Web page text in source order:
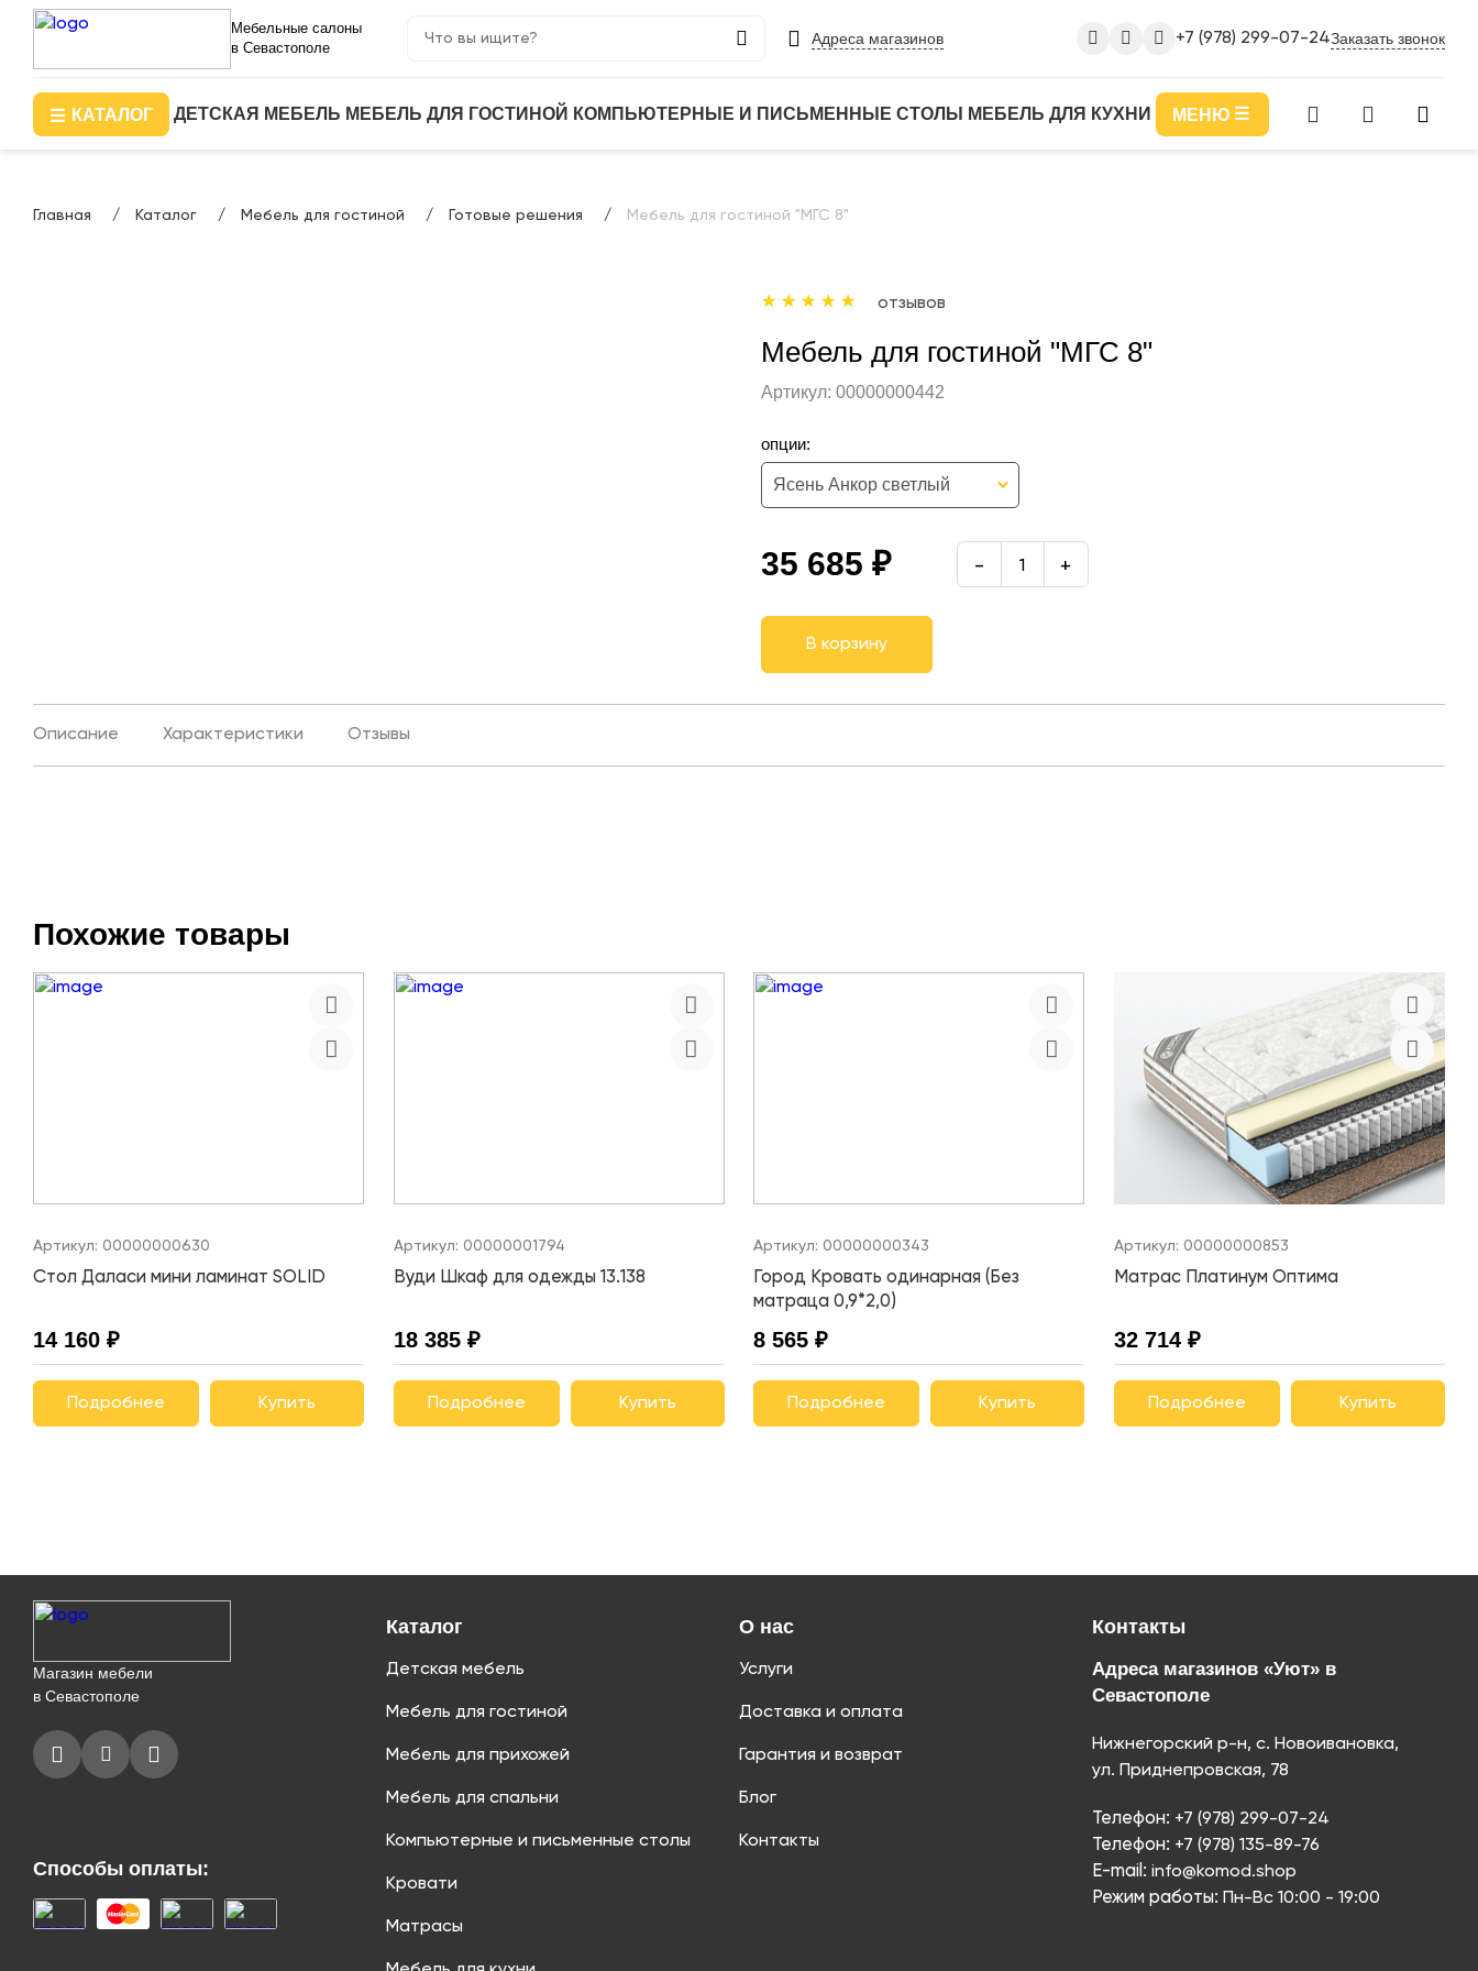
Мебельные салоны
в Севастополе
Адреса магазинов +7 (978) 299-07-24Заказать звонок
КАТАЛОГ ДЕТСКАЯ МЕБЕЛЬ МЕБЕЛЬ ДЛЯ ГОСТИНОЙ КОМПЬЮТЕРНЫЕ И ПИСЬМЕННЫЕ СТОЛЫ МЕБЕЛЬ ДЛЯ КУХНИ МЕНЮ
Главная Каталог Мебель для гостиной Готовые решения Мебель для гостиной "МГС 8"
отзывов
Мебель для гостиной "МГС 8"
Артикул: 00000000442
опции:
Ясень Анкор светлый
-
35 685 ₽
В корзину
Описание Характеристики Отзывы
Похожие товары
Артикул: 00000000630
Стол Даласи мини ламинат SOLID
14 160 ₽
Подробнее Купить
Артикул: 00000001794
Вуди Шкаф для одежды 13.138
18 385 ₽
Подробнее Купить
Артикул: 00000000343
Город Кровать одинарная (Без
матраца 0,9*2,0)
8 565 ₽
Подробнее Купить
Артикул: 00000000853
Матрас Платинум Оптима
32 714 ₽
Подробнее Купить
Магазин мебели
в Севастополе
Способы оплаты:
Каталог
Детская мебель
Мебель для гостиной
Мебель для прихожей
Мебель для спальни
Компьютерные и письменные столы
Кровати
Матрасы
О нас
Услуги
Доставка и оплата
Гарантия и возврат
Блог
Контакты
Контакты
Адреса магазинов «Уют» в
Севастополе
Нижнегорский р-н, с. Новоивановка,
ул. Приднепровская, 78
Телефон: +7 (978) 299-07-24
Телефон: +7 (978) 135-89-76
E-mail: info@komod.shop
Режим работы: Пн-Вс 10:00 - 19:00